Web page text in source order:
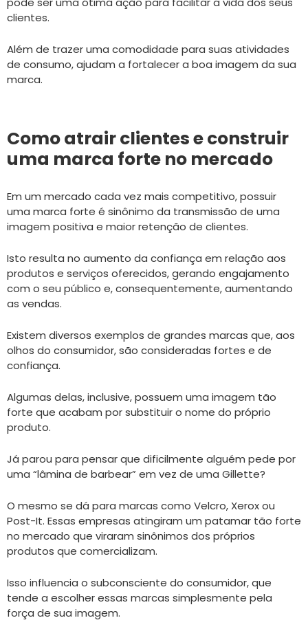
clientes.
Além de trazer uma comodidade para suas atividades
de consumo, ajudam a fortalecer a boa imagem da sua
marca.
Como atrair clientes e construir
uma marca forte no mercado
Em um mercado cada vez mais competitivo, possuir
uma marca forte é sinônimo da transmissão de uma
imagem positiva e maior retenção de clientes.
Isto resulta no aumento da confiança em relação aos
produtos e serviços oferecidos, gerando engajamento
com o seu público e, consequentemente, aumentando
as vendas.
Existem diversos exemplos de grandes marcas que, aos
olhos do consumidor, são consideradas fortes e de
confiança.
Algumas delas, inclusive, possuem uma imagem tão
forte que acabam por substituir o nome do próprio
produto.
Já parou para pensar que dificilmente alguém pede por
uma “lâmina de barbear” em vez de uma Gillette?
O mesmo se dá para marcas como Velcro, Xerox ou
Post-It. Essas empresas atingiram um patamar tão forte
no mercado que viraram sinônimos dos próprios
produtos que comercializam.
Isso influencia o subconsciente do consumidor, que
tende a escolher essas marcas simplesmente pela
força de sua imagem.